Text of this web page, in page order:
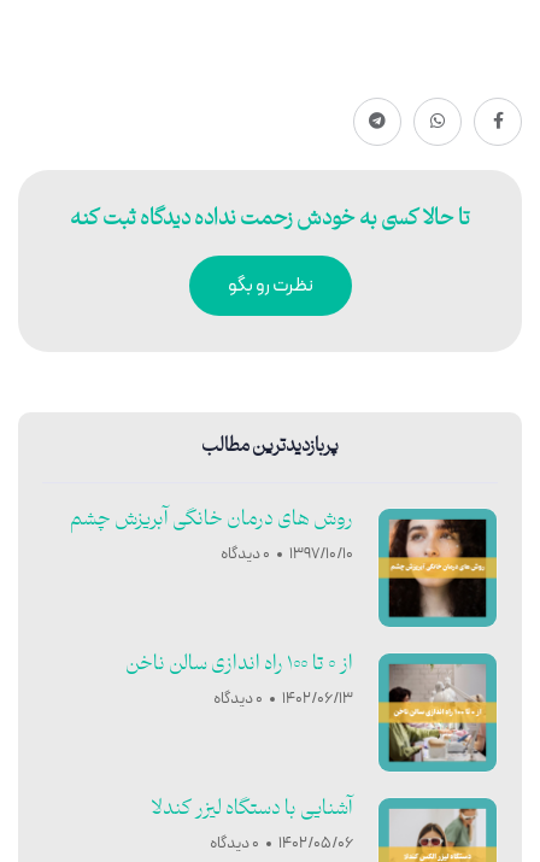
تا حالا کسی به خودش زحمت نداده دیدگاه ثبت کنه
نظرت رو بگو
پربازدیدترین مطالب
روش های درمان خانگی آبریزش چشم
1397/10/10 0 دیدگاه
از 0 تا 100 راه اندازی سالن ناخن
1402/06/13 0 دیدگاه
آشنایی با دستگاه لیزر کندلا
1402/05/06 0 دیدگاه